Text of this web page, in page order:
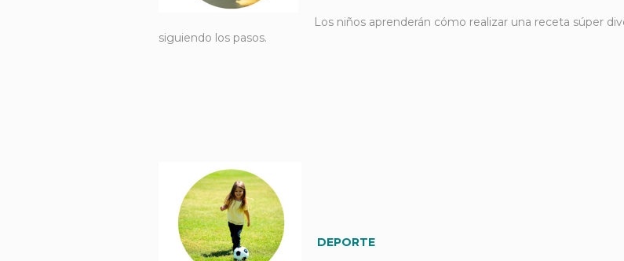
Los niños aprenderán cómo realizar una receta súper
siguiendo los pasos.
DEPORTE